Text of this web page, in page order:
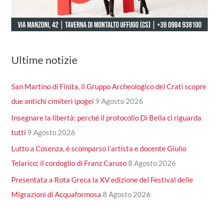
Ultime notizie
San Martino di Finita, il Gruppo Archeologico del Crati scopre
due antichi cimiteri ipogei 9 Agosto 2026
Insegnare la libertà: perché il protocollo Di Bella ci riguarda
tutti 9 Agosto 2026
Lutto a Cosenza, è scomparso l’artista e docente Giulio
Telarico: il cordoglio di Franz Caruso8 Agosto 2026
Presentata a Rota Greca la XV edizione del Festival delle
Migrazioni di Acquaformosa 8 Agosto 2026